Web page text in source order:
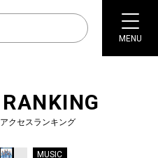
MENU
RANKING
アクセスランキング
MUSIC